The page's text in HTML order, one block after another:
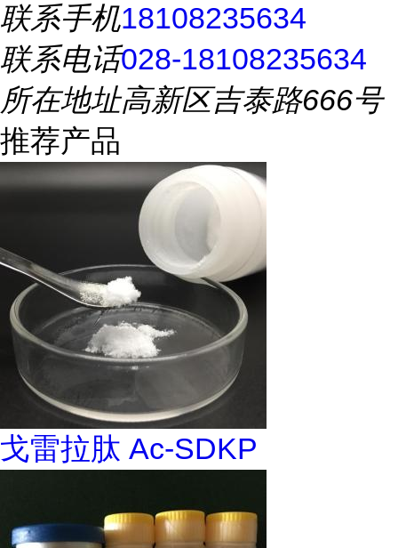
联系手机18108235634
联系电话028-18108235634
所在地址高新区吉泰路666号
推荐产品
戈雷拉肽 Ac-SDKP